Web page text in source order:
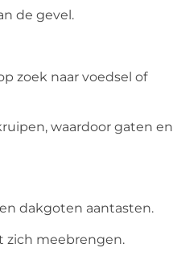
de gevel.
zoek naar voedsel of
waardoor gaten en
dakgoten aantasten.
zich meebrengen.